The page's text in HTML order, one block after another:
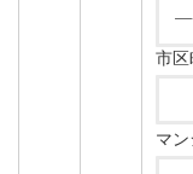
市区
マ